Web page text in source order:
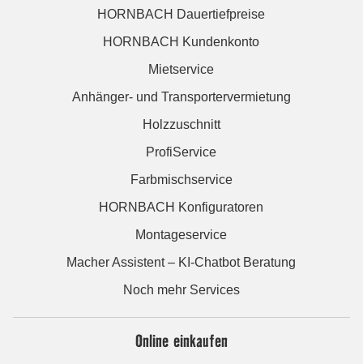
HORNBACH Dauertiefpreise
HORNBACH Kundenkonto
Mietservice
Anhänger- und Transportervermietung
Holzzuschnitt
ProfiService
Farbmischservice
HORNBACH Konfiguratoren
Montageservice
Macher Assistent – KI-Chatbot Beratung
Noch mehr Services
Online einkaufen